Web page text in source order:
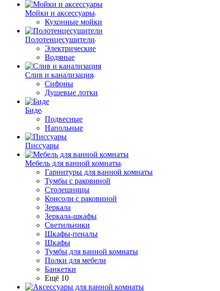
Мойки и аксессуары
Кухонные мойки
Полотенцесушители
Электрические
Водяные
Слив и канализация
Сифоны
Душевые лотки
Биде
Подвесные
Напольные
Писсуары
Мебель для ванной комнаты
Гарнитуры для ванной комнаты
Тумбы с раковиной
Столешницы
Консоли с раковиной
Зеркала
Зеркала-шкафы
Светильники
Шкафы-пеналы
Шкафы
Тумбы для ванной комнаты
Полки для мебели
Банкетки
Ещё 10